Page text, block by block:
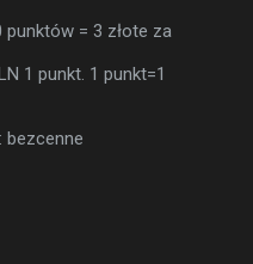
= 3 złote za
1 punkt. 1 punkt=1
bezcenne